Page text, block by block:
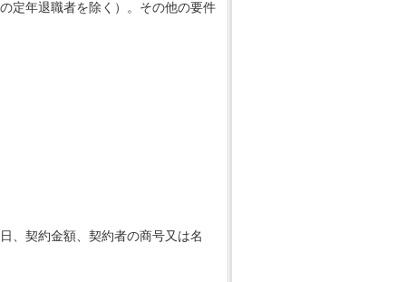
年退職者を除く）。その他の要件
契約金額、契約者の商号又は名